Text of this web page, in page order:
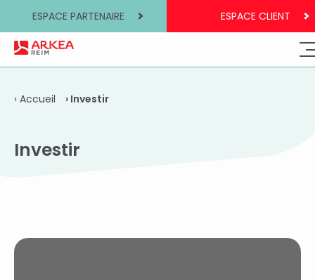
ESPACE PARTENAIRE ESPACE CLIENT
Accueil Investir
Investir